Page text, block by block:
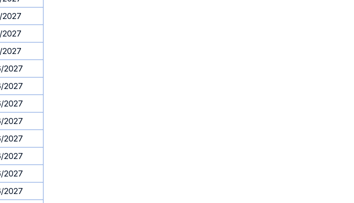
2027
2027
2027
2027
2027
2027
2027
2027
2027
2027
2027